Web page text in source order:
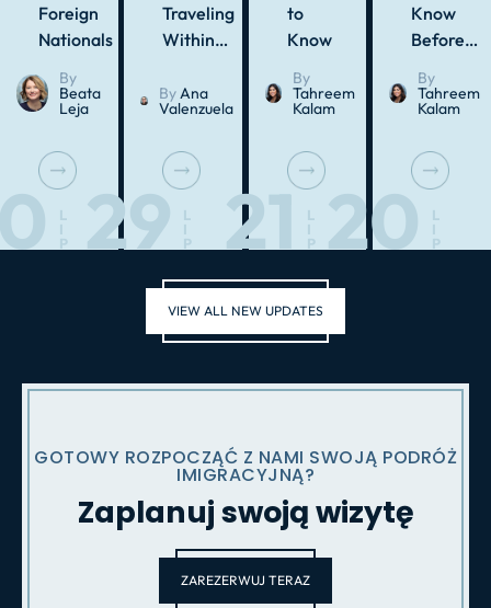
Foreign
Nationals
By
Beata
Leja
L
I
P
Traveling
Within…
ByAna
Valenzuela
29
L
I
P
to
Know
By
Tahreem
Kalam
21
L
I
P
Know
Before…
By
Tahreem
Kalam
20
L
I
P
VIEW ALL NEW UPDATES
GOTOWY ROZPOCZĄĆ Z NAMI SWOJĄ PODRÓŻ
IMIGRACYJNĄ?
Zaplanuj swoją wizytę
ZAREZERWUJ TERAZ